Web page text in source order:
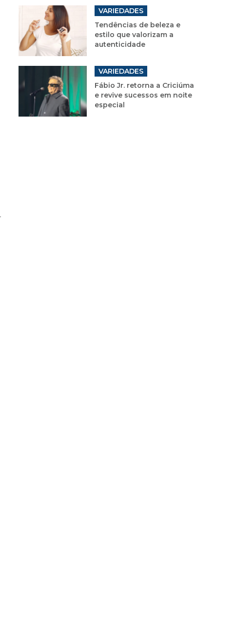
VARIEDADES
Tendências de beleza e
estilo que valorizam a
autenticidade
VARIEDADES
Fábio Jr. retorna a Criciúma
e revive sucessos em noite
especial